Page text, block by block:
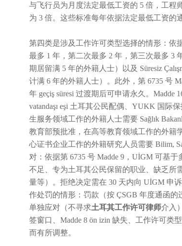
与飞行员为月度法定最低工资的 5 倍，工程
为 3 倍。这些标准每年依据法定最低工资的
第四类是涉及工作许可类型选择的情形：依
最多 1 年，第二次最多 2 年，第三次最多 3
期居留满 5 年的外籍人士）以及 Süresiz
计满 6 年的外籍人士）。此外，第 6735 号
年 geçiş süresi 过渡期后可申请永久。Madde
vatandaşı eşi 土耳其公民配偶、YUKK 国际
生服务领域工作的外籍人士需要 Sağlık
教育部预批准，在高等教育领域工作的外籍
心证书企业工作的外籍研究人员需要 Bilim,
对：依据第 6735 号 Madde 9，UİGM 可基
不足、专为土耳其公民保留的职业、缺乏所
量等）。拒绝决定需在 30 天内向 UİGM 申
作处罚的情形：罚款（按 ÇSGB 年度通函的
单独应对（不寻求土耳其工作许可律师介入
签窗口、Madde 8 ön izin 缺失、工作许可类
而有所调整。